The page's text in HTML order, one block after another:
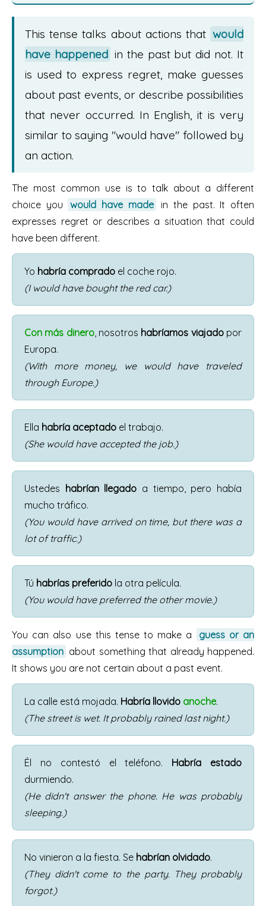
This tense talks about actions that would
have happened in the past but did not. It
is used to express regret, make guesses
about past events, or describe possibilities
that never occurred. In English, it is very
similar to saying "would have" followed by
an action.
The most common use is to talk about a different
choice you
would have made
in the past. It often
expresses regret or describes a situation that could
have been different.
Yo habría comprado el coche rojo.
(I would have bought the red car.)
Con más dinero, nosotros habríamos viajadopor
Europa.
(With more money, we would have traveled
through Europe.)
Ella habría aceptado el trabajo.
(She would have accepted the job.)
Ustedes habrían llegado a tiempo, pero había
mucho tráfico.
(You would have arrived on time, but there was a
lot of traffic.)
Tú habrías preferido la otra película.
(You would have preferred the other movie.)
You can also use this tense to make a
guess or an
assumption about something that already happened.
It shows you are not certain about a past event.
La calle está mojada. Habría llovido anoche.
(The street is wet. It probably rained last night.)
Él no contestó el teléfono. Habría estado
durmiendo.
(He didn't answer the phone. He was probably
sleeping.)
No vinieron a la fiesta. Se habrían olvidado.
(They didn't come to the party. They probably
forgot.)